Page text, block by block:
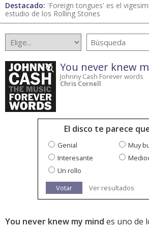
Destacado: 'Foreign tongues' es el
estudio de los Rolling Stones
You never knew
Johnny Cash Forever words
Chris Cornell
El disco te parece
Genial
Muy
Interesante
Un rollo
Votar
Ver resultados
You never knew my mind es uno de